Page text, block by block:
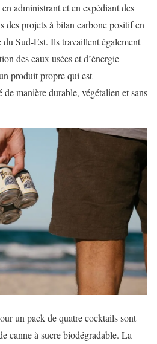
administrant et en expédiant des
des projets à bilan carbone positif en
Sud-Est. Ils travaillent également
des eaux usées et d’énergie
produit propre qui est
manière durable, végétalien et sans
un pack de quatre cocktails sont
canne à sucre biodégradable. La